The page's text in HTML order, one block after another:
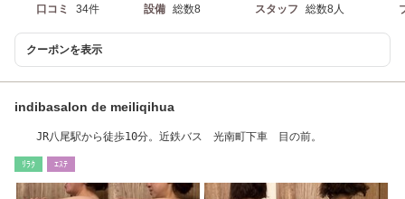
口コミ 34件 設備 総数8 スタッフ 総数8人
クーポンを表示
indibasalon de meiliqihua
JR八尾駅から徒歩10分。近鉄バス 光南町下車 目の前。
ﾘﾗｸ ｴｽﾃ